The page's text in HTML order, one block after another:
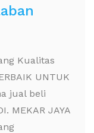
Kualitas
UNTUK
jual beli
MEKAR JAYA